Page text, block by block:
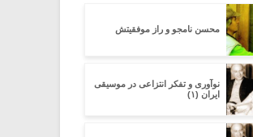
محسن نامجو و راز موفقیتش
نوآوری و تفکر انتزاعی در موسیقی
ایران (۱)